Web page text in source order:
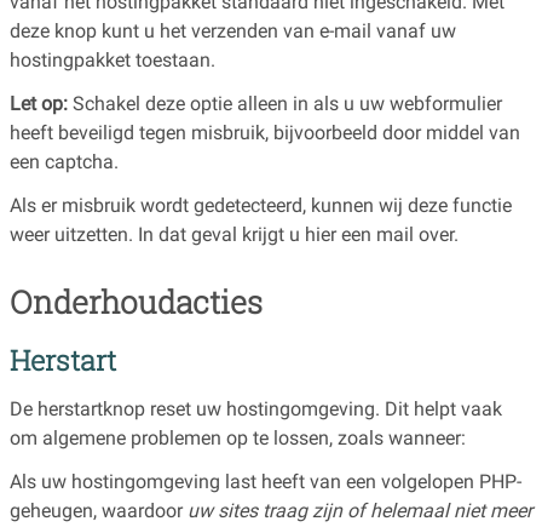
deze knop kunt u het verzenden van e-mail vanaf uw
hostingpakket toestaan.
Let op: Schakel deze optie alleen in als u uw webformulier
heeft beveiligd tegen misbruik, bijvoorbeeld door middel van
een captcha.
Als er misbruik wordt gedetecteerd, kunnen wij deze functie
weer uitzetten. In dat geval krijgt u hier een mail over.
Onderhoudacties
Herstart
De herstartknop reset uw hostingomgeving. Dit helpt vaak
om algemene problemen op te lossen, zoals wanneer:
Als uw hostingomgeving last heeft van een volgelopen PHP-
geheugen, waardoor uw sites traag zijn of helemaal niet meer